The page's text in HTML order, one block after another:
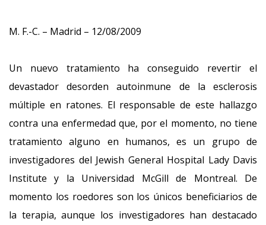
M. F.-C. – Madrid – 12/08/2009
Un nuevo tratamiento ha conseguido revertir el
devastador desorden autoinmune de la esclerosis
múltiple en ratones. El responsable de este hallazgo
contra una enfermedad que, por el momento, no tiene
tratamiento alguno en humanos, es un grupo de
investigadores del Jewish General Hospital Lady Davis
Institute y la Universidad McGill de Montreal. De
momento los roedores son los únicos beneficiarios de
la terapia, aunque los investigadores han destacado